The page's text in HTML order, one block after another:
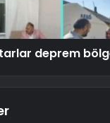
deprem